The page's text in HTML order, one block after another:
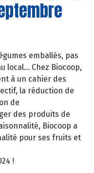
emballés, pas
local… Chez Biocoop,
à un cahier des
la réduction de
de
des produits de
Biocoop a
pour ses fruits et
!